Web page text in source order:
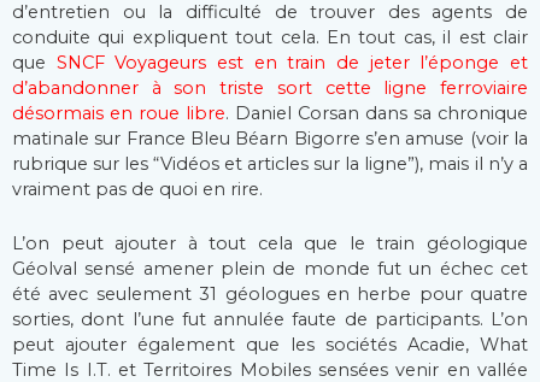
d’entretien ou la difficulté de trouver des agents de
conduite qui expliquent tout cela. En tout cas, il est clair
que SNCF Voyageurs est en train de jeter l’éponge et
d’abandonner à son triste sort cette ligne ferroviaire
désormais en roue libre. Daniel Corsan dans sa chronique
matinale sur France Bleu Béarn Bigorre s’en amuse (voir la
rubrique sur les “Vidéos et articles sur la ligne”), mais il n’y a
vraiment pas de quoi en rire.
L’on peut ajouter à tout cela que le train géologique
Géolval sensé amener plein de monde fut un échec cet
été avec seulement 31 géologues en herbe pour quatre
sorties, dont l’une fut annulée faute de participants. L’on
peut ajouter également que les sociétés Acadie, What
Time Is I.T. et Territoires Mobiles sensées venir en vallée